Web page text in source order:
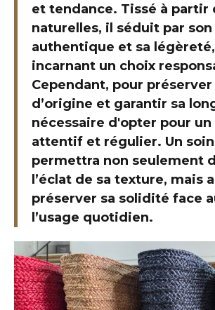
et tendance. Tissé à partir
naturelles, il séduit par
authentique et sa
incarnant un choix
Cependant, pour préserver
d’origine et garantir sa
nécessaire d'opter pour
attentif et régulier. Un
permettra non seulement
l’éclat de sa texture, mais
préserver sa solidité face
l’usage quotidien.